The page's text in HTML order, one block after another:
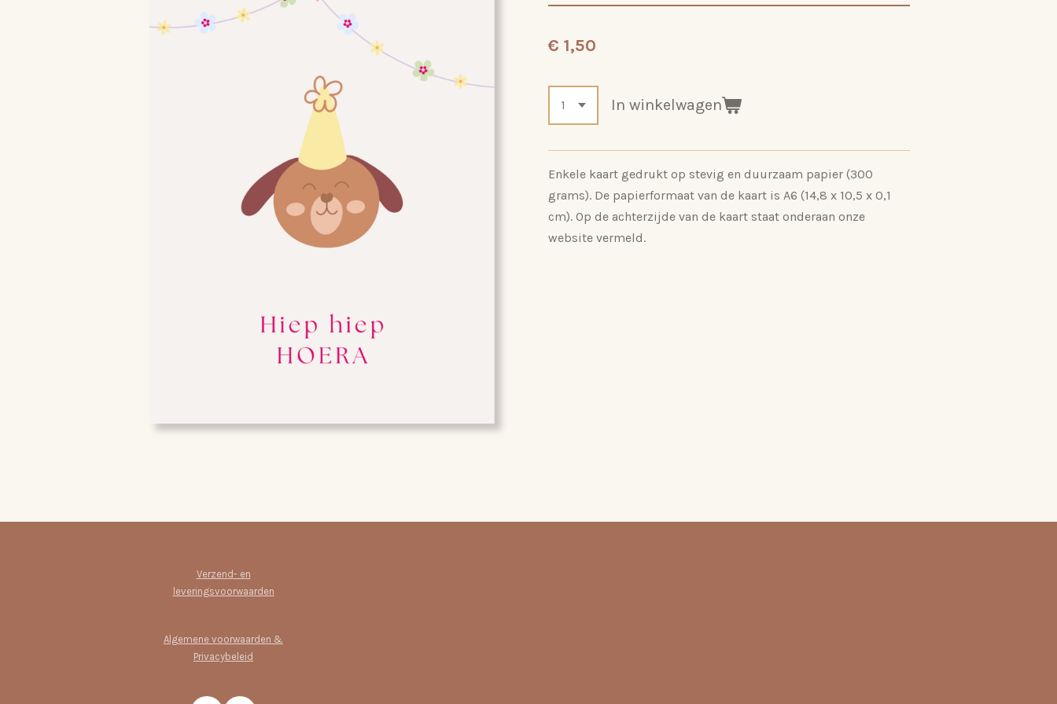
€ 1,50
In winkelwagen
Enkele kaart gedrukt op stevig en duurzaam papier (300
grams). De papierformaat van de kaart is A6 (14,8 x 10,5 x 0,1
cm). Op de achterzijde van de kaart staat onderaan onze
website vermeld.
Verzend- en
leveringsvoorwaarden
Algemene voorwaarden &
Privacybeleid